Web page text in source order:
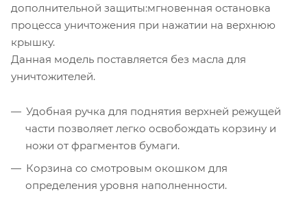
дополнительной защиты:мгновенная остановка
процесса уничтожения при нажатии на верхнюю
крышку.
Данная модель поставляется без масла для
уничтожителей.
Удобная ручка для поднятия верхней режущей
части позволяет легко освобождать корзину и
ножи от фрагментов бумаги.
Корзина со смотровым окошком для
определения уровня наполненности.